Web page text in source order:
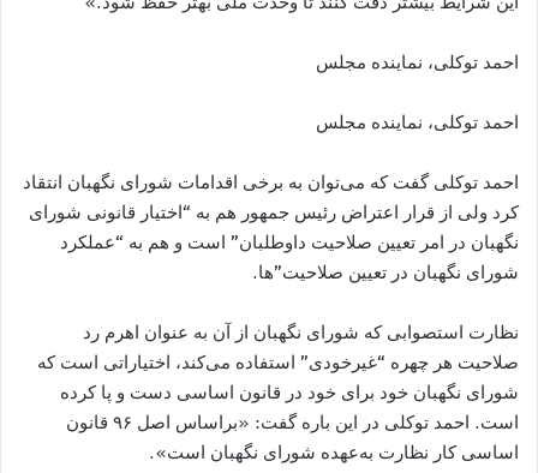
احمد توکلی، نماینده مجلس
احمد توکلی، نماینده مجلس
احمد توکلی گفت که می‌توان به برخی اقدامات شورای نگهبان انتقاد
کرد ولی از قرار اعتراض رئیس جمهور هم به “اختیار قانونی شورای
نگهبان در امر تعیین صلاحیت داوطلبان” است و هم به “عملکرد
شورای نگهبان در تعیین صلاحیت”‌ها.
نظارت استصوابی که شورای نگهبان از آن به عنوان اهرم رد
صلاحیت هر چهره “غیرخودی” استفاده می‌‌کند، اختیاراتی است که
شورای نگهبان خود برای خود در قانون اساسی دست و پا کرده
است. احمد توکلی در این باره گفت: «براساس اصل ۹۶ قانون
اساسی کار نظارت به‌عهده شورای نگهبان است».